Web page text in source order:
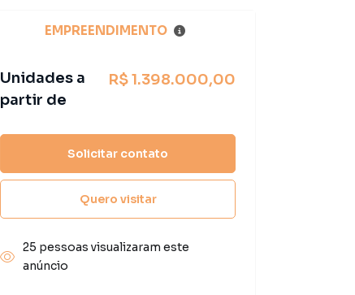
EMPREENDIMENTO
Unidades a
partir de
R$ 1.398.000,00
Solicitar contato
Quero visitar
25 pessoas visualizaram este
anúncio